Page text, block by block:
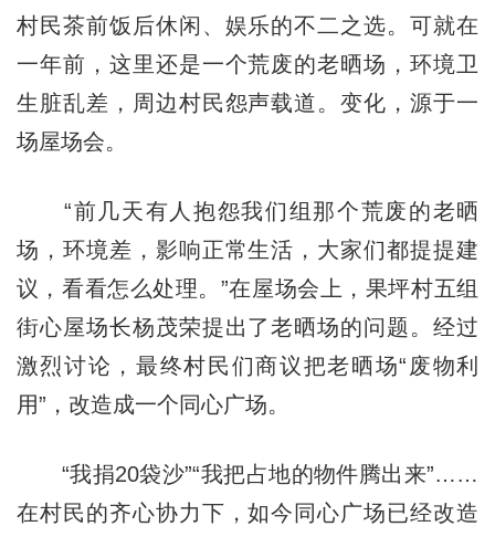
村民茶前饭后休闲、娱乐的不二之选。可就在
一年前，这里还是一个荒废的老晒场，环境卫
生脏乱差，周边村民怨声载道。变化，源于一
场屋场会。
“前几天有人抱怨我们组那个荒废的老晒
场，环境差，影响正常生活，大家们都提提建
议，看看怎么处理。”在屋场会上，果坪村五组
街心屋场长杨茂荣提出了老晒场的问题。经过
激烈讨论，最终村民们商议把老晒场“废物利
用”，改造成一个同心广场。
“我捐20袋沙”“我把占地的物件腾出来”……
在村民的齐心协力下，如今同心广场已经改造